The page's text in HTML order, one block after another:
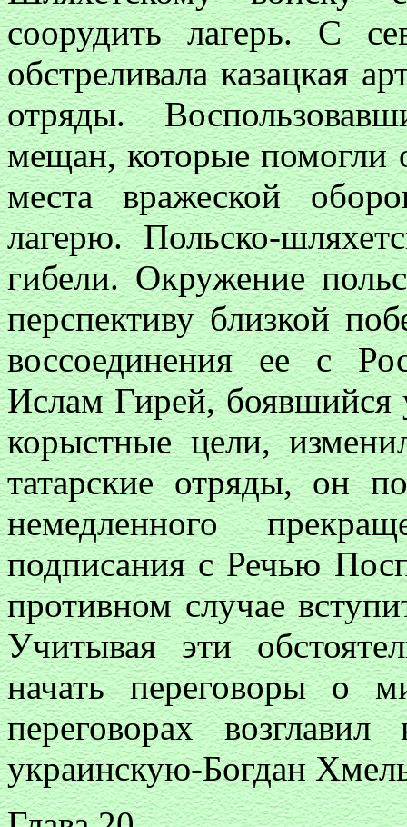
соорудить лагерь. С
обстреливала казацкая
отряды.
мещан, которые помогли
места вражеской
лагерю. Польско-
гибели. Окружение
перспективу близкой
воссоединения ее с
Ислам Гирей, боявшийся
корыстные цели,
татарские отряды, он
немедленного
подписания с Речью
противном случае
Учитывая эти
начать переговоры о
переговорах
украинскую-Богдан